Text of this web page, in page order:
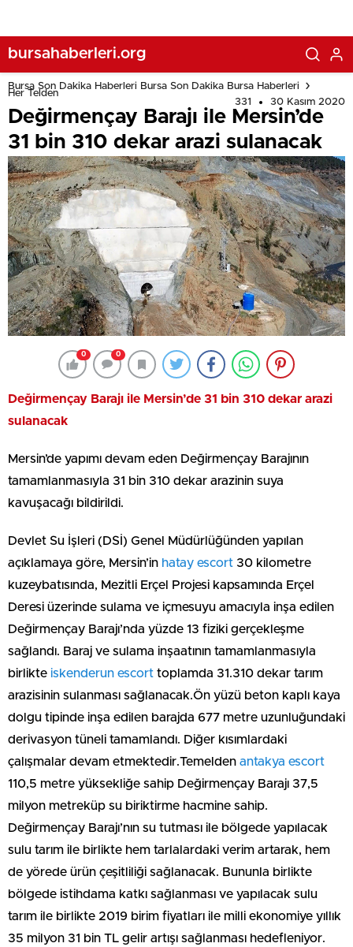
bursahaberleri.org
Bursa Son Dakika Haberleri Bursa Son Dakika Bursa Haberleri
Her Telden
331
30 Kasım 2020
Değirmençay Barajı ile Mersin’de
31 bin 310 dekar arazi sulanacak
0 0
Değirmençay Barajı ile Mersin’de 31 bin 310 dekar arazi
sulanacak
Mersin’de yapımı devam eden Değirmençay Barajının
tamamlanmasıyla 31 bin 310 dekar arazinin suya
kavuşacağı bildirildi.
Devlet Su İşleri (DSİ) Genel Müdürlüğünden yapılan
açıklamaya göre, Mersin’in hatay escort 30 kilometre
kuzeybatısında, Mezitli Erçel Projesi kapsamında Erçel
Deresi üzerinde sulama ve içmesuyu amacıyla inşa edilen
Değirmençay Barajı’nda yüzde 13 fiziki gerçekleşme
sağlandı. Baraj ve sulama inşaatının tamamlanmasıyla
birlikte iskenderun escort toplamda 31.310 dekar tarım
arazisinin sulanması sağlanacak.Ön yüzü beton kaplı kaya
dolgu tipinde inşa edilen barajda 677 metre uzunluğundaki
derivasyon tüneli tamamlandı. Diğer kısımlardaki
çalışmalar devam etmektedir.Temelden antakya escort
110,5 metre yüksekliğe sahip Değirmençay Barajı 37,5
milyon metreküp su biriktirme hacmine sahip.
Değirmençay Barajı’nın su tutması ile bölgede yapılacak
sulu tarım ile birlikte hem tarlalardaki verim artarak, hem
de yörede ürün çeşitliliği sağlanacak. Bununla birlikte
bölgede istihdama katkı sağlanması ve yapılacak sulu
tarım ile birlikte 2019 birim fiyatları ile milli ekonomiye yıllık
35 milyon 31 bin TL gelir artışı sağlanması hedefleniyor.